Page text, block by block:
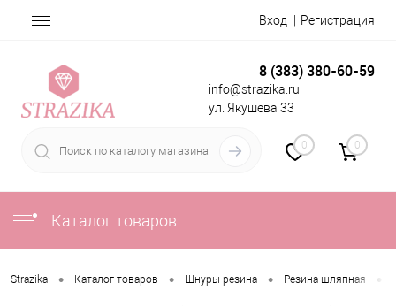
Вход Регистрация
8 (383) 380-60-59
info@strazika.ru
ул. Якушева 33
0 0
Каталог товаров
Strazika • Каталог товаров • Шнуры резина • Резина шляпная